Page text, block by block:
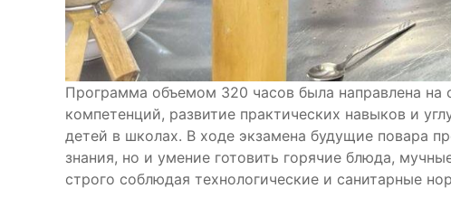
Программа объемом 320 часов была направлена на
компетенций, развитие практических навыков и
детей в школах. В ходе экзамена будущие повара
знания, но и умение готовить горячие блюда,
строго соблюдая технологические и санитарные